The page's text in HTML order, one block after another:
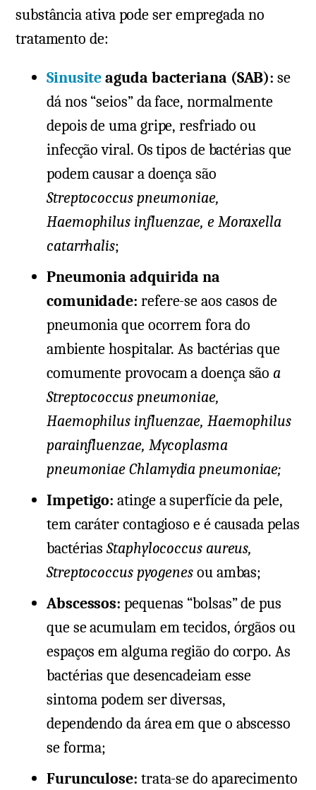
substância ativa pode ser empregada no
tratamento de:
Sinusiteaguda bacteriana (SAB):se
dá nos “seios” da face, normalmente
depois de uma gripe, resfriado ou
infecção viral. Os tipos de bactérias que
podem causar a doença são
Streptococcus pneumoniae,
Haemophilus influenzae, e Moraxella
catarrhalis;
Pneumonia adquirida na
comunidade: refere-se aos casos de
pneumonia que ocorrem fora do
ambiente hospitalar. As bactérias que
comumente provocam a doença sãoa
Streptococcus pneumoniae,
Haemophilus influenzae, Haemophilus
parainfluenzae, Mycoplasma
pneumoniae Chlamydia pneumoniae;
Impetigo:atinge a superfície da pele,
tem caráter contagioso e é causada pelas
bactériasStaphylococcus aureus,
Streptococcus pyogenesou ambas;
Abscessos:pequenas “bolsas” de pus
que se acumulam em tecidos, órgãos ou
espaços em alguma região do corpo. As
bactérias que desencadeiam esse
sintoma podem ser diversas,
dependendo da área em que o abscesso
se forma;
Furunculose: trata-se do aparecimento